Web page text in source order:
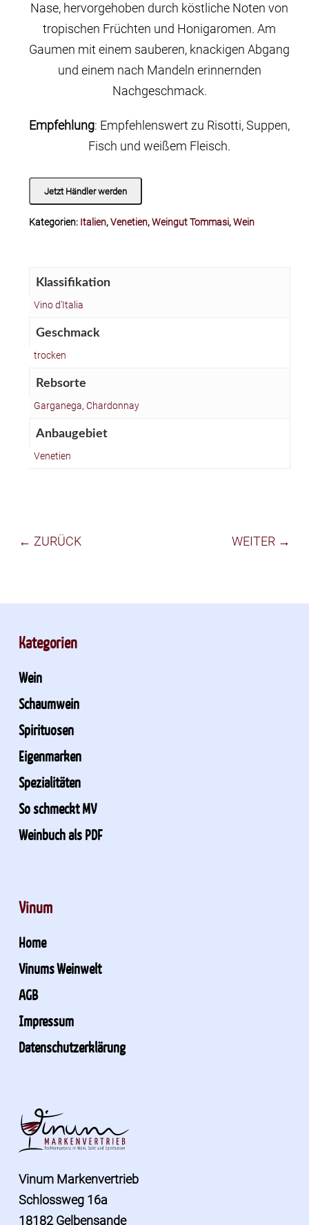
Nase, hervorgehoben durch köstliche Noten von
tropischen Früchten und Honigaromen. Am
Gaumen mit einem sauberen, knackigen Abgang
und einem nach Mandeln erinnernden
Nachgeschmack.
Empfehlung: Empfehlenswert zu Risotti, Suppen,
Fisch und weißem Fleisch.
Jetzt Händler werden
Kategorien: Italien,Venetien,Weingut Tommasi,Wein
Klassifikation
Vino d'Italia
Geschmack
trocken
Rebsorte
Garganega, Chardonnay
Anbaugebiet
Venetien
← ZURÜCK WEITER →
Kategorien
Wein
Schaumwein
Spirituosen
Eigenmarken
Spezialitäten
So schmeckt MV
Weinbuch als PDF
Vinum
Home
Vinums Weinwelt
AGB
Impressum
Datenschutzerklärung
Vinum Markenvertrieb
Schlossweg 16a
18182 Gelbensande